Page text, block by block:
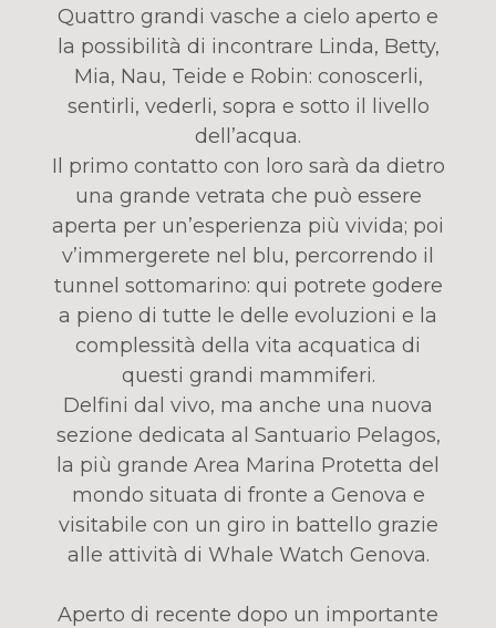
Quattro grandi vasche a cielo aperto e
la possibilità di incontrare Linda, Betty,
Mia, Nau, Teide e Robin: conoscerli,
sentirli, vederli, sopra e sotto il livello
dell’acqua.
Il primo contatto con loro sarà da dietro
una grande vetrata che può essere
aperta per un’esperienza più vivida; poi
v’immergerete nel blu, percorrendo il
tunnel sottomarino: qui potrete godere
a pieno di tutte le delle evoluzioni e la
complessità della vita acquatica di
questi grandi mammiferi.
Delfini dal vivo, ma anche una nuova
sezione dedicata al Santuario Pelagos,
la più grande Area Marina Protetta del
mondo situata di fronte a Genova e
visitabile con un giro in battello grazie
alle attività di Whale Watch Genova.
Aperto di recente dopo un importante